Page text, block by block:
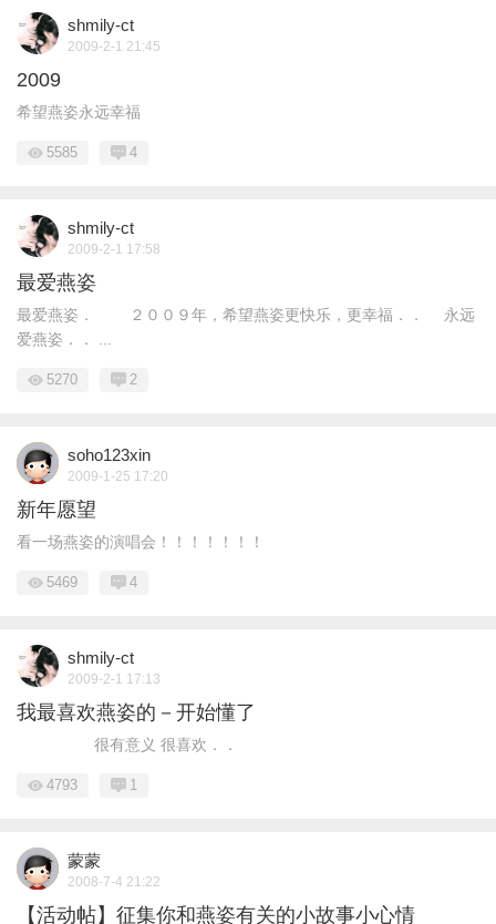
shmily-ct
2009-2-1 21:45
2009
希望燕姿永远幸福
5585 4
shmily-ct
2009-2-1 17:58
最爱燕姿
最爱燕姿． ２００９年，希望燕姿更快乐，更幸福．． 永远
爱燕姿．． ...
5270 2
soho123xin
2009-1-25 17:20
新年愿望
看一场燕姿的演唱会！！！！！！！
5469 4
shmily-ct
2009-2-1 17:13
我最喜欢燕姿的－开始懂了
很有意义 很喜欢．．
4793 1
蒙蒙
2008-7-4 21:22
【活动帖】征集你和燕姿有关的小故事小心情